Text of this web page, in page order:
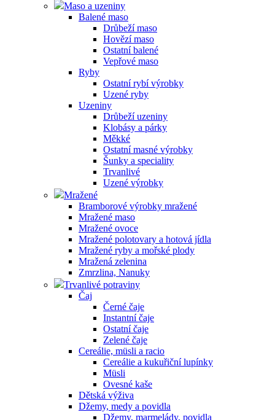
Maso a uzeniny
Balené maso
Drůbeží maso
Hovězí maso
Ostatní balené
Vepřové maso
Ryby
Ostatní rybí výrobky
Uzené ryby
Uzeniny
Drůbeží uzeniny
Klobásy a párky
Měkké
Ostatní masné výrobky
Šunky a speciality
Trvanlivé
Uzené výrobky
Mražené
Bramborové výrobky mražené
Mražené maso
Mražené ovoce
Mražené polotovary a hotová jídla
Mražené ryby a mořské plody
Mražená zelenina
Zmrzlina, Nanuky
Trvanlivé potraviny
Čaj
Černé čaje
Instantní čaje
Ostatní čaje
Zelené čaje
Cereálie, müsli a racio
Cereálie a kukuřiční lupínky
Müsli
Ovesné kaše
Dětská výživa
Džemy, medy a povidla
Džemy, marmelády, povidla